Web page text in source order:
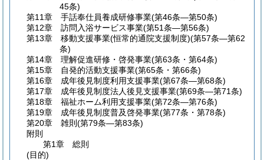
45条)
第11章
手話奉仕員養成研修事業(第46条―第50条)
第12章
訪問入浴サービス事業(第51条―第56条)
第13章
移動支援事業(恒常的通院支援制度)(第57条―第62
条)
第14章
理解促進研修・啓発事業(第63条・第64条)
第15章
自発的活動支援事業(第65条・第66条)
第16章
成年後見制度利用支援事業(第67条―第68条)
第17章
成年後見制度法人後見支援事業(第69条―第71条)
第18章
福祉ホーム利用支援事業(第72条―第76条)
第19章
成年後見制度普及啓発事業(第77条・第78条)
第20章
雑則 (第79条―第83条)
附則
第1章
総則
(目的)